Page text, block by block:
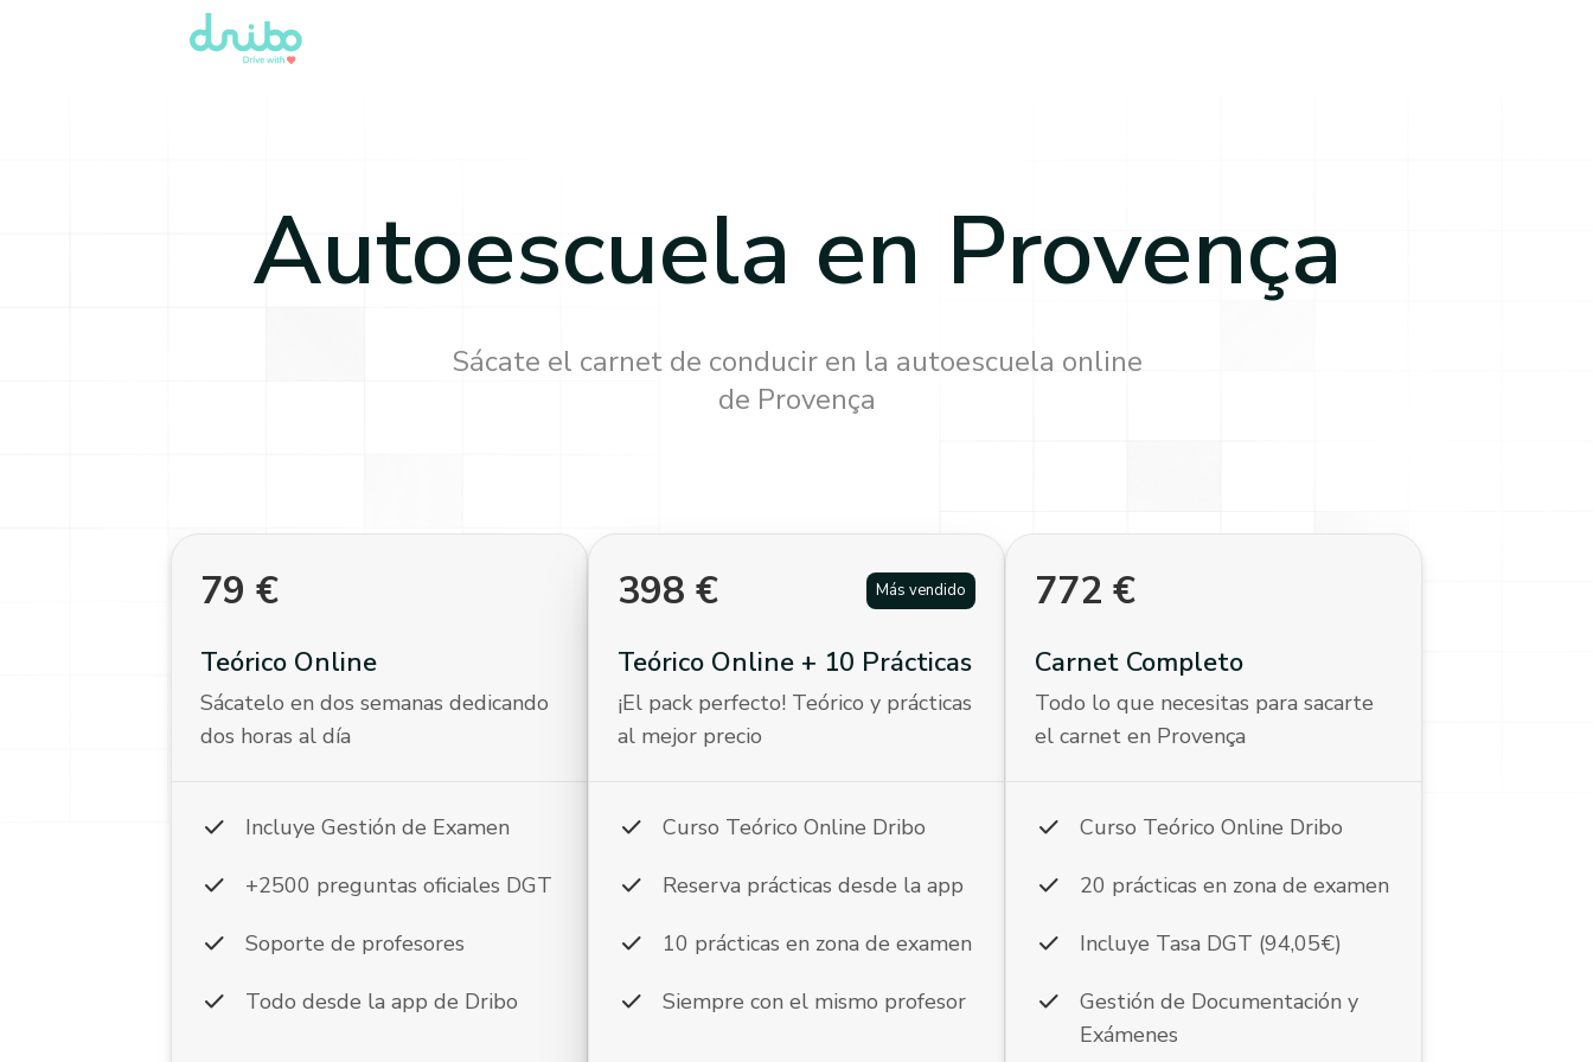
Autoescuela en Provença
Sácate el carnet de conducir en la autoescuela online
de Provença
79 €
Teórico Online
Sácatelo en dos semanas dedicando
dos horas al día
check Incluye Gestión de Examen
check +2500 preguntas oficiales DGT
check Soporte de profesores
check Todo desde la app de Dribo
398 € Más vendido
Teórico Online + 10 Prácticas
¡El pack perfecto! Teórico y prácticas
al mejor precio
check Curso Teórico Online Dribo
check Reserva prácticas desde la app
check 10 prácticas en zona de examen
check Siempre con el mismo profesor
772 €
Carnet Completo
Todo lo que necesitas para sacarte
el carnet en Provença
check Curso Teórico Online Dribo
check 20 prácticas en zona de examen
check Incluye Tasa DGT (94,05€)
check
Gestión de Documentación y
Exámenes